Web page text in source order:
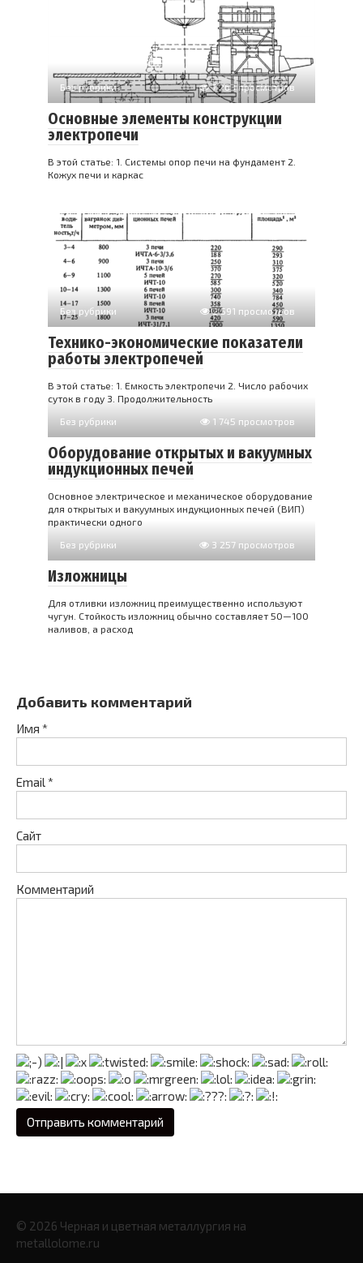
Без рубрики 7 263 просмотров
Основные элементы конструкции
электропечи
В этой статье: 1. Системы опор печи на фундамент 2.
Кожух печи и каркас
Без рубрики 2 591 просмотров
Технико-экономические показатели
работы электропечей
В этой статье: 1. Емкость электропечи 2. Число рабочих
суток в году 3. Продолжительность
Без рубрики
1 745 просмотров
Оборудование открытых и вакуумных
индукционных печей
Основное электрическое и механическое оборудование
для открытых и вакуумных индукционных печей (ВИП)
практически одного
Без рубрики
3 257 просмотров
Изложницы
Для отливки изложниц преимущественно используют
чугун. Стойкость изложниц обычно составляет 50—100
наливов, а расход
Добавить комментарий
Имя *
Email*
Сайт
Комментарий
© 2026 Черная и цветная металлургия на
metallolome.ru